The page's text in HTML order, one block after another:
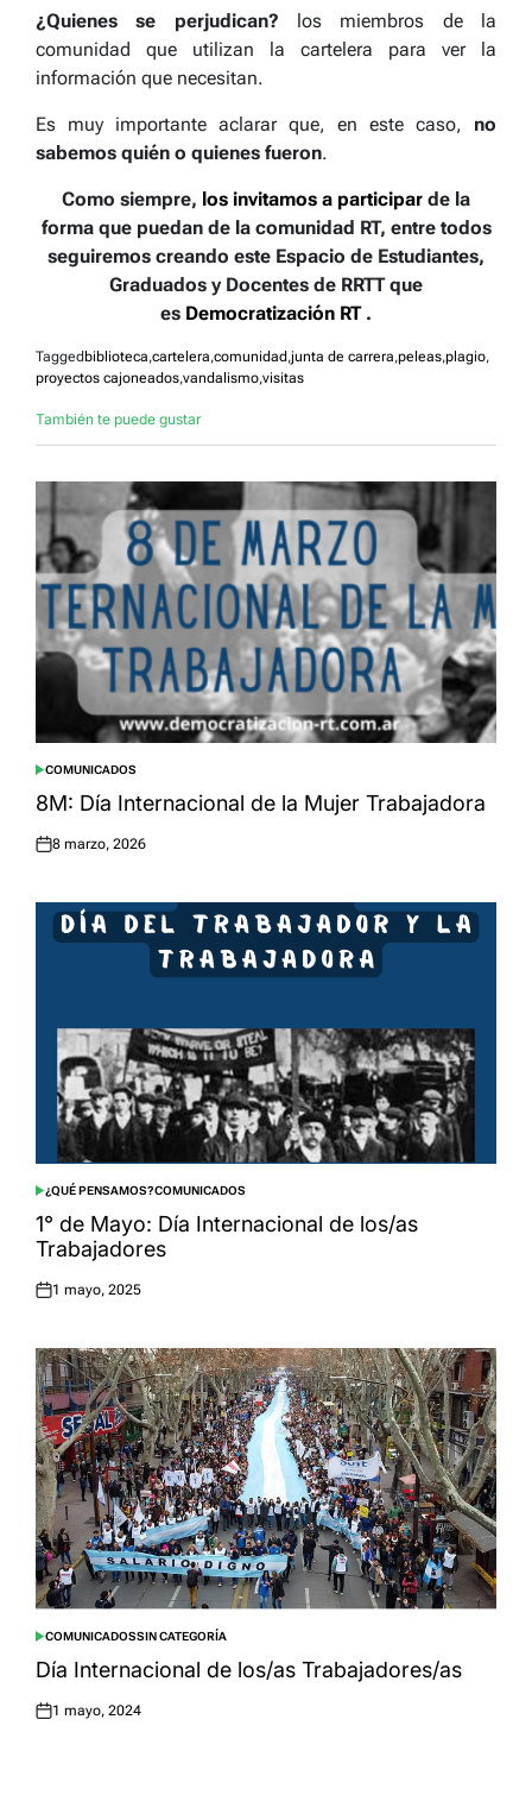
¿Quienes se perjudican? los miembros de la
comunidad que utilizan la cartelera para ver la
información que necesitan.
Es muy importante aclarar que, en este caso, no
sabemos quién o quienes fueron.
Como siempre, los invitamos a participar de la
forma que puedan de la comunidad RT, entre todos
seguiremos creando este Espacio de Estudiantes,
Graduados y Docentes de RRTT que
es Democratización RT.
Tagged biblioteca,cartelera,comunidad ,junta de carrera,peleas,plagio,
proyectos cajoneados,vandalismo,visitas
También te puede gustar
POSTED
IN
COMUNICADOS
8M: Día Internacional de la Mujer Trabajadora
Posted
8 marzo, 2026
POSTED
IN
¿QUÉ PENSAMOS?COMUNICADOS
1° de Mayo: Día Internacional de los/as
Trabajadores
Posted
1 mayo, 2025
POSTED
IN
COMUNICADOSSIN CATEGORÍA
Día Internacional de los/as Trabajadores/as
Posted
1 mayo, 2024